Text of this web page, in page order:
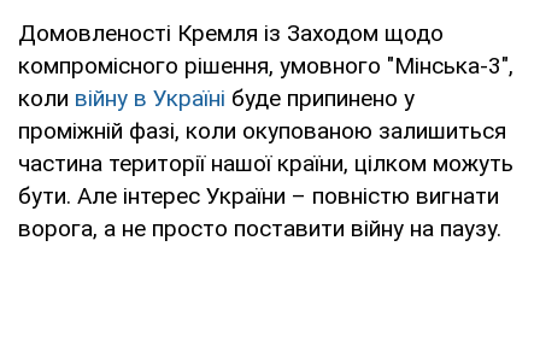
Домовленості Кремля із Заходом щодо
компромісного рішення, умовного "Мінська-3",
коли війну в Україні буде припинено у
проміжній фазі, коли окупованою залишиться
частина території нашої країни, цілком можуть
бути. Але інтерес України – повністю вигнати
ворога, а не просто поставити війну на паузу.